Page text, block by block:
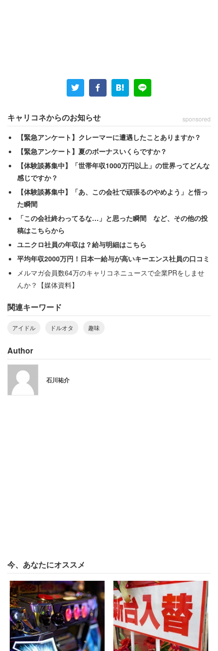
を満たしてんだよ」と、恋愛ではなく家族付き合いを楽し
「なんでAKBみたいなのが日本で盛り上がるのかと
いうと、それだけ家族を作れなかったやつが多い国
なんだよ」
結婚したくてもできない人が増加したことが、アイドル戦
国時代を起こしたと続けた。
投稿者の見解に共感し、
「孫を愛でるように、っていう表現があるので、そ
れと似たようなものかと」
「『見返りを求めない愛情』をひたすら注ぎ込むっ
てのは結構な快楽行為だし、親とか親戚はそういう
のが楽しくてやってるので、まあ、概ね間違っては
とコメントする人もいた。
よりも多い。そういった人達の願望を満たすためにアイド
ル市場が発展したのであれば、少し複雑な気持ちになって
しまう。
キャリコネからのお知らせ sponsored
【緊急アンケート】クレーマーに遭遇したことありますか？
【緊急アンケート】夏のボーナスいくらですか？
【体験談募集中】「世帯年収1000万円以上」の世界ってどんな
感じですか？
【体験談募集中】「あ、この会社で頑張るのやめよう」と悟っ
た瞬間
「この会社終わってるな…」と思った瞬間 など、その他の投
稿はこちらから
ユニクロ社員の年収は？給与明細はこちら
平均年収2000万円！日本一給与が高いキーエンス社員の口コミ
メルマガ会員数64万のキャリコネニュースで企業PRをしませ
んか？【媒体資料】
関連キーワード
アイドル ドルオタ 趣味
Author
石川祐介
今、あなたにオススメ